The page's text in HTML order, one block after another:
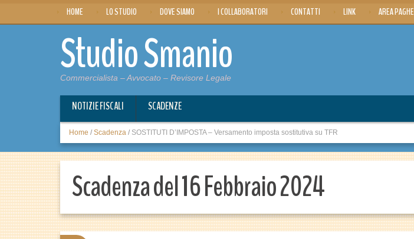
HOME LO STUDIO DOVE SIAMO I COLLABORATORI CONTATTI LINK AREA PAGHE
Studio Smanio
Commercialista – Avvocato – Revisore Legale
NOTIZIE FISCALI SCADENZE
Home / Scadenza / SOSTITUTI D’IMPOSTA – Versamento imposta sostitutiva su TFR
Scadenza del 16 Febbraio 2024